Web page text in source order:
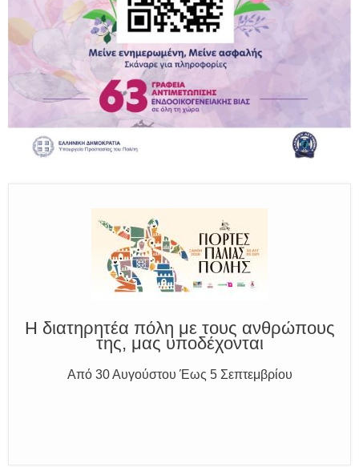
και δίνουμε σαφείς πληροφορίες